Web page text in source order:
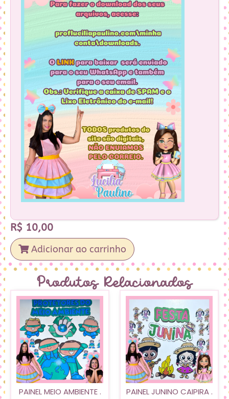
R$ 10,00
Adicionar ao carrinho
Produtos Relacionados
PAINEL MEIO AMBIENTE . PAINEL JUNINO CAIPIRA .